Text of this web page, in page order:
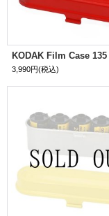
3,990円(税込)